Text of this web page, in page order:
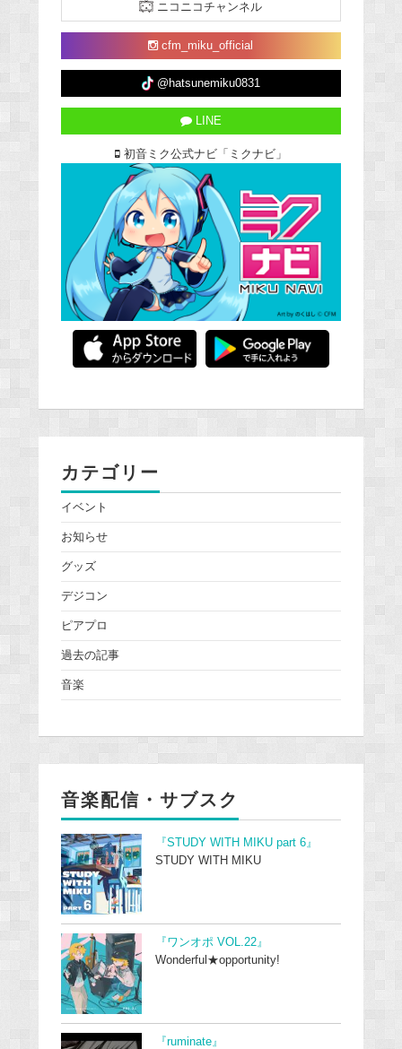
ニコニコチャンネル
cfm_miku_official
@hatsunemiku0831
LINE
初音ミク公式ナビ「ミクナビ」
カテゴリー
イベント
お知らせ
グッズ
デジコン
ピアプロ
過去の記事
音楽
音楽配信・サブスク
『STUDY WITH MIKU part 6』
STUDY WITH MIKU
『ワンオポ VOL.22』
Wonderful★opportunity!
『ruminate』